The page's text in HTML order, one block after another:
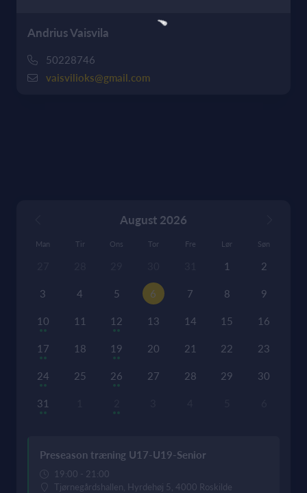
Andrius Vaisvila
50228746
vaisvilioks@gmail.com
August 2026
Man Tir Ons Tor Fre Lør Søn
1 2
3 4 5 6 7 8 9
10 11 12 13 14 15 16
17 18 19 20 21 22 23
24 25 26 27 28 29 30
31
Preseason træning U17-U19-Senior
19:00 - 21:00
Tjørnegårdshallen, Hyrdehøj 5, 4000 Roskilde